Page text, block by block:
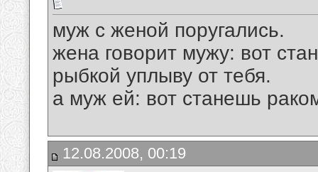
муж с женой поругались.
жена говорит мужу: вот
рыбкой уплыву от тебя.
а муж ей: вот станешь
12.08.2008, 00:19